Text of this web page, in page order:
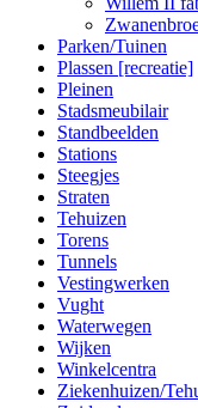
Parken/Tuinen
Plassen [recreatie]
Pleinen
Stadsmeubilair
Standbeelden
Stations
Steegjes
Straten
Tehuizen
Torens
Tunnels
Vestingwerken
Vught
Waterwegen
Wijken
Winkelcentra
Ziekenhuizen/